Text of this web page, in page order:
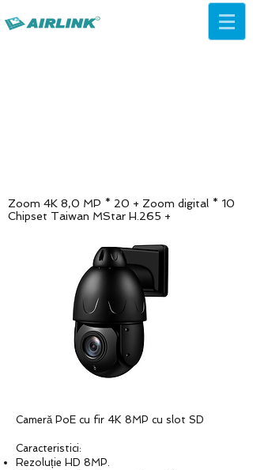
Zoom 4K 8,0 MP * 20 + Zoom digital * 10
Chipset Taiwan MStar H.265 +
Cameră PoE cu fir 4K 8MP cu slot SD
Caracteristici:
Rezoluție HD 8MP.